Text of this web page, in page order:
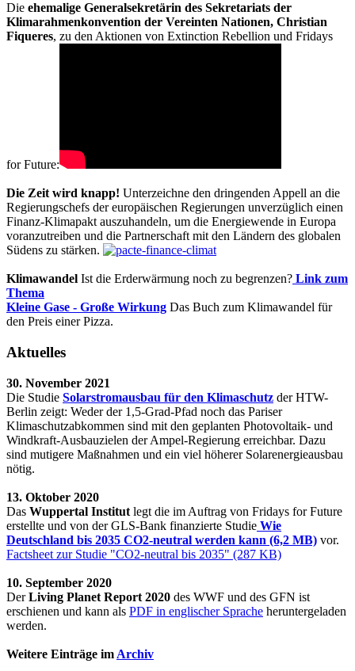
Die ehemalige Generalsekretärin des Sekretariats der
Klimarahmenkonvention der Vereinten Nationen, Christian
Fiqueres, zu den Aktionen von Extinction Rebellion und Fridays
for Future:
Die Zeit wird knapp! Unterzeichne den dringenden Appell an die
Regierungschefs der europäischen Regierungen unverzüglich einen
Finanz-Klimapakt auszuhandeln, um die Energiewende in Europa
voranzutreiben und die Partnerschaft mit den Ländern des globalen
Südens zu stärken.
Klimawandel Ist die Erderwärmung noch zu begrenzen? Link zum
Thema
Kleine Gase - Große Wirkung Das Buch zum Klimawandel für
den Preis einer Pizza.
Aktuelles
30. November 2021
Die Studie Solarstromausbau für den Klimaschutz der HTW-
Berlin zeigt: Weder der 1,5-Grad-Pfad noch das Pariser
Klimaschutzabkommen sind mit den geplanten Photovoltaik- und
Windkraft-Ausbauzielen der Ampel-Regierung erreichbar. Dazu
sind mutigere Maßnahmen und ein viel höherer Solarenergieausbau
nötig.
13. Oktober 2020
Das Wuppertal Institut legt die im Auftrag von Fridays for Future
erstellte und von der GLS-Bank finanzierte Studie Wie
Deutschland bis 2035 CO2-neutral werden kann (6,2 MB) vor.
Factsheet zur Studie "CO2-neutral bis 2035" (287 KB)
10. September 2020
DerLiving Planet Report 2020 des WWF und des GFN ist
erschienen und kann als PDF in englischer Sprache heruntergeladen
werden.
Weitere Einträge im Archiv